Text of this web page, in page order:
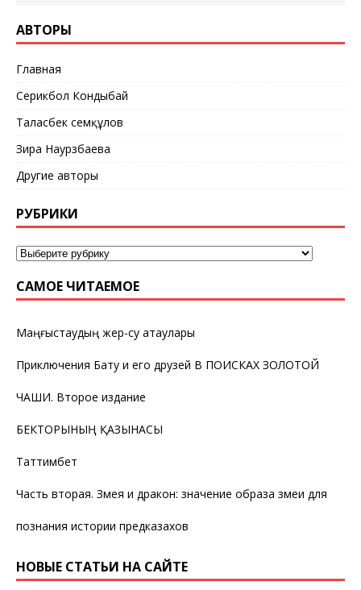
АВТОРЫ
Главная
Серикбол Кондыбай
Таласбек Әсемқұлов
Зира Наурзбаева
Другие авторы
РУБРИКИ
САМОЕ ЧИТАЕМОЕ
Маңғыстаудың жер-су атаулары
Приключения Бату и его друзей В ПОИСКАХ ЗОЛОТОЙ
ЧАШИ. Второе издание
БЕКТОРЫНЫҢ ҚАЗЫНАСЫ
Таттимбет
Часть вторая. Змея и дракон: значение образа змеи для
познания истории предказахов
НОВЫЕ СТАТЬИ НА САЙТЕ